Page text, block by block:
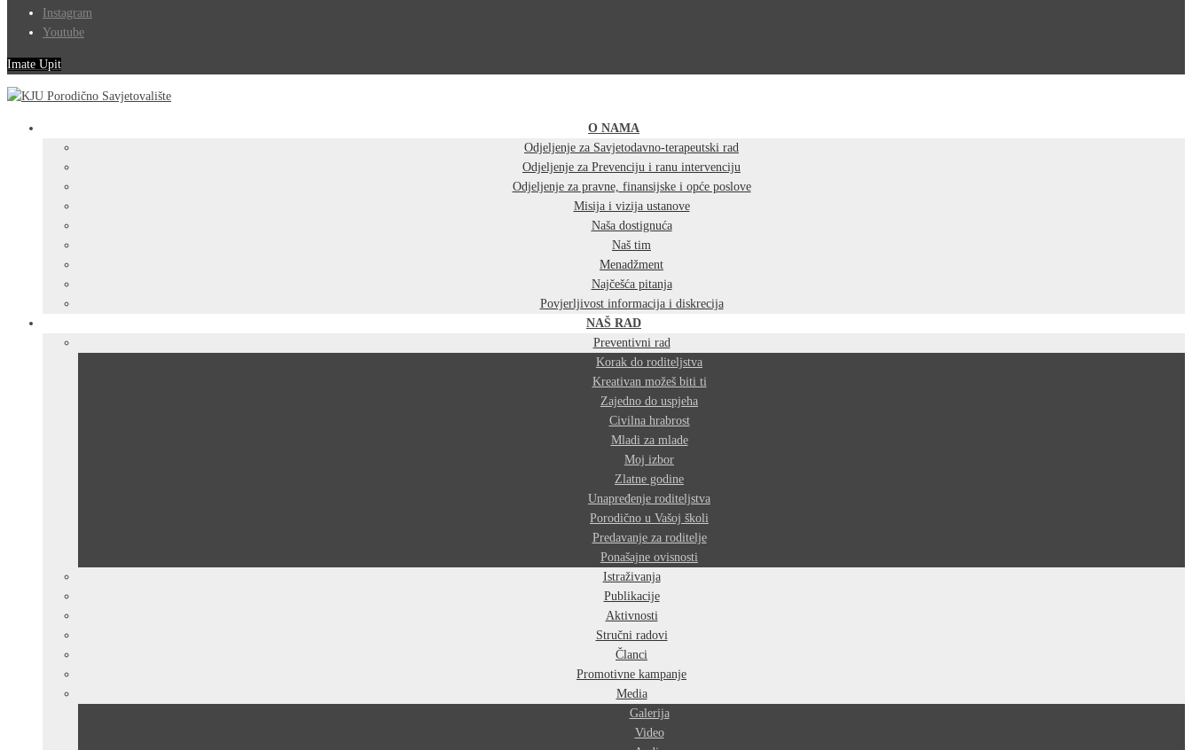
Instagram
Youtube
Imate Upit
O NAMA
Odjeljenje za Savjetodavno-terapeutski rad
Odjeljenje za Prevenciju i ranu intervenciju
Odjeljenje za pravne, finansijske i opće poslove
Misija i vizija ustanove
Naša dostignuća
Naš tim
Menadžment
Najčešća pitanja
Povjerljivost informacija i diskrecija
NAŠ RAD
Preventivni rad
Korak do roditeljstva
Kreativan možeš biti ti
Zajedno do uspjeha
Civilna hrabrost
Mladi za mlade
Moj izbor
Zlatne godine
Unapređenje roditeljstva
Porodično u Vašoj školi
Predavanje za roditelje
Ponašajne ovisnosti
Istraživanja
Publikacije
Aktivnosti
Stručni radovi
Članci
Promotivne kampanje
Media
Galerija
Video